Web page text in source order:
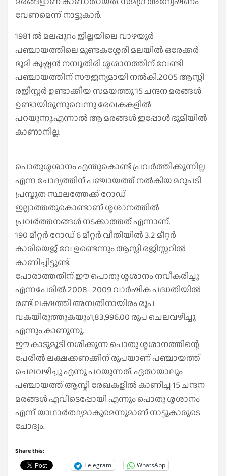
വേണമെന്ന് നാട്ടുകാർ.
1981 ൽ മലപ്പുറം ജില്ലയിലെ വാഴയൂർ
പഞ്ചായത്തിലെ മുണ്ടകശ്ശേരി മലയിൽ ഒരേക്കർ
ഭൂമി കൃഷ്ണൻ നമ്പൂതിരി ശ്മശാനത്തിന് വേണ്ടി
പഞ്ചായത്തിന് സൗജന്യമായി നൽകി.2005 ആസ്തി
രജിസ്റ്റർ ഉണ്ടാക്കിയ സമയത്തു 15 ചന്ദന മരങ്ങൾ
ഉണ്ടായിരുന്നുവെന്നു രേഖകകളിൽ
പറയുന്നു.എന്നാൽ ആ മരങ്ങൾ ഇപ്പോൾ ഭൂമിയിൽ
കാണാനില്ല.
പൊതുശ്മശാനം എന്തുകൊണ്ട് പ്രവർത്തിക്കുന്നില്ല
എന്ന ചോദ്യത്തിന് പഞ്ചായത്ത് നൽകിയ മറുപടി
പ്രസ്തുത സ്ഥലത്തേക്ക് റോഡ്
ഇല്ലാത്തതുകൊണ്ടാണ് ശ്മശാനത്തിൽ
പ്രവർത്തനങ്ങൾ നടക്കാത്തത് എന്നാണ്.
190 മീറ്റർ റോഡ് 6 മീറ്റർ വീതിയിൽ 3.2 മീറ്റർ
കാരിയെജ് വേ ഉണ്ടെന്നും ആസ്തി രജിസ്റ്ററിൽ
കാണിച്ചിട്ടുണ്ട്.
പോരാത്തതിന് ഈ പൊതു ശ്മശാനം നവീകരിച്ചു
എന്നപേരിൽ 2008- 2009 വാർഷിക പദ്ധതിയിൽ
രണ്ട് ലക്ഷത്തി അമ്പതിനായിരം രൂപ
വകയിരുത്തുകയും1,83,996.00 രൂപ ചെലവഴിച്ചു
എന്നും കാണുന്നു.
ഈ കാടുമൂടി നശിക്കുന്ന പൊതു ശ്മശാനത്തിന്റെ
പേരിൽ ലക്ഷക്കണക്കിന് രൂപയാണ് പഞ്ചായത്ത്
ചെലവഴിച്ചു എന്നു പറയുന്നത്. ഏതായാലും
പഞ്ചായത്ത് ആസ്തി രേഖകളിൽ കാണിച്ച 15 ചന്ദന
മരങ്ങൾ എവിടെപ്പോയി എന്നും പൊതു ശ്മശാനം
എന്ന് യാഥാർത്ഥ്യമാകുമെന്നുമാണ് നാട്ടുകാരുടെ
ചോദ്യം.
Share this:
Telegram WhatsApp